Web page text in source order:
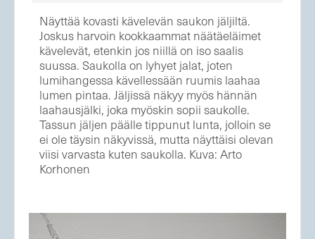
Näyttää kovasti kävelevän saukon jäljiltä.
Joskus harvoin kookkaammat näätäeläimet
kävelevät, etenkin jos niillä on iso saalis
suussa. Saukolla on lyhyet jalat, joten
lumihangessa kävellessään ruumis laahaa
lumen pintaa. Jäljissä näkyy myös hännän
laahausjälki, joka myöskin sopii saukolle.
Tassun jäljen päälle tippunut lunta, jolloin se
ei ole täysin näkyvissä, mutta näyttäisi olevan
viisi varvasta kuten saukolla. Kuva: Arto
Korhonen